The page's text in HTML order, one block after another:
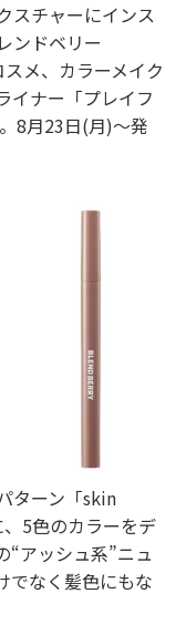
スチャーにインス
ンドベリー
メ、カラーメイク
イナー「プレイフ
8月23日(月)～発
ターン「skin
5色のカラーをデ
“アッシュ系”ニュ
でなく髪色にもな